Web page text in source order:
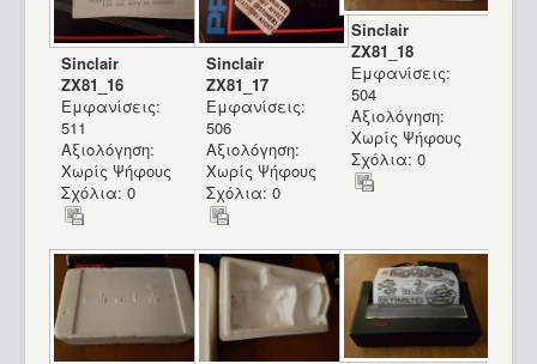
Sinclair
ZX81_16
Εμφανίσεις:
511
Αξιολόγηση:
Χωρίς Ψήφους
Σχόλια: 0
Sinclair
ZX81_17
Εμφανίσεις:
506
Αξιολόγηση:
Χωρίς Ψήφους
Σχόλια: 0
Sinclair
ZX81_18
Εμφανίσεις:
504
Αξιολόγηση:
Χωρίς Ψήφους
Σχόλια: 0